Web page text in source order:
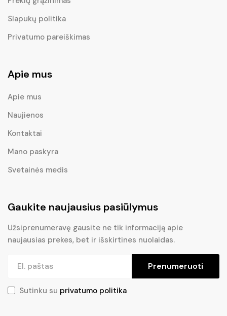
Slapukų politika
Privatumo pareiškimas
Apie mus
Apie mus
Naujienos
Kontaktai
Mano paskyra
Svetainės medis
Gaukite naujausius pasiūlymus
Užsiprenumeravę gausite ne tik informaciją apie
naujausias prekes, bet ir išskirtines nuolaidas.
Prenumeruoti
Sutinku su privatumo politika